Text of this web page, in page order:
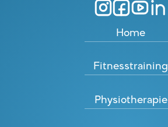
Home
Fitnesstraining
Physiotherapie